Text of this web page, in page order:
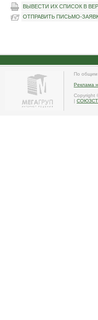
ВЫВЕСТИ ИХ СПИСОК В
ОТПРАВИТЬ ПИСЬМО-
По общим
Реклама
Copyright
|